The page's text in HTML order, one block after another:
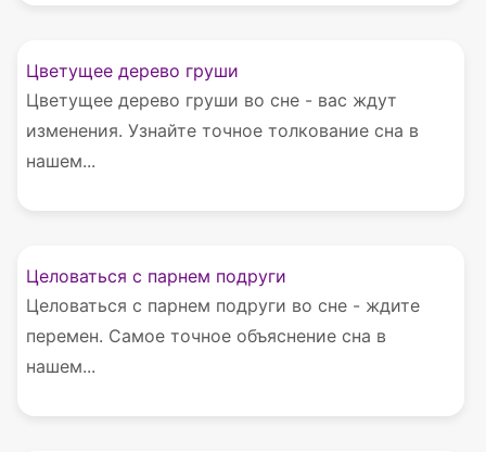
Цветущее дерево груши
Цветущее дерево груши во сне - вас ждут
изменения. Узнайте точное толкование сна в
нашем...
Целоваться с парнем подруги
Целоваться с парнем подруги во сне - ждите
перемен. Самое точное объяснение сна в
нашем...